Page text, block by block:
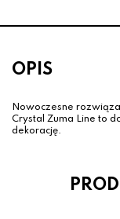
OPIS
Nowoczesne
Crystal Zuma Line to
dekorację.